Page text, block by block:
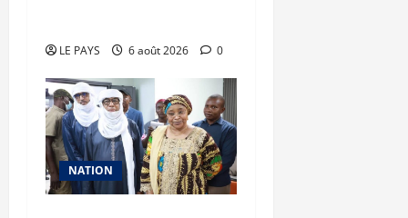
LE PAYS 6 août 2026 0
NATION